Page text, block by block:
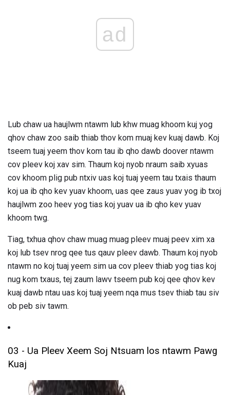
ad
Lub chaw ua haujlwm ntawm lub khw muag khoom kuj yog
qhov chaw zoo saib thiab thov kom muaj kev kuaj dawb. Koj
tseem tuaj yeem thov kom tau ib qho dawb doover ntawm
cov pleev koj xav sim. Thaum koj nyob nraum saib xyuas
cov khoom plig pub ntxiv uas koj tuaj yeem tau txais thaum
koj ua ib qho kev yuav khoom, uas qee zaus yuav yog ib txoj
haujlwm zoo heev yog tias koj yuav ua ib qho kev yuav
khoom twg.
Tiag, txhua qhov chaw muag muag pleev muaj peev xim xa
koj lub tsev nrog qee tus qauv pleev dawb. Thaum koj nyob
ntawm no koj tuaj yeem sim ua cov pleev thiab yog tias koj
nug kom txaus, tej zaum lawv tseem pub koj qee qhov kev
kuaj dawb ntau uas koj tuaj yeem nqa mus tsev thiab tau siv
ob peb siv tawm.
03 - Ua Pleev Xeem Soj Ntsuam los ntawm Pawg
Kuaj